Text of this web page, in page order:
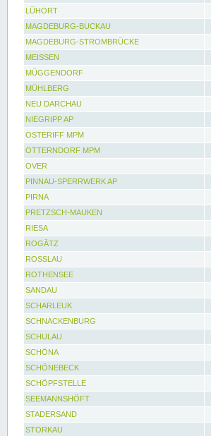
LÜHORT
MAGDEBURG-BUCKAU
MAGDEBURG-STROMBRÜCKE
MEISSEN
MÜGGENDORF
MÜHLBERG
NEU DARCHAU
NIEGRIPP AP
OSTERIFF MPM
OTTERNDORF MPM
OVER
PINNAU-SPERRWERK AP
PIRNA
PRETZSCH-MAUKEN
RIESA
ROGÄTZ
ROSSLAU
ROTHENSEE
SANDAU
SCHARLEUK
SCHNACKENBURG
SCHULAU
SCHÖNA
SCHÖNEBECK
SCHÖPFSTELLE
SEEMANNSHÖFT
STADERSAND
STORKAU